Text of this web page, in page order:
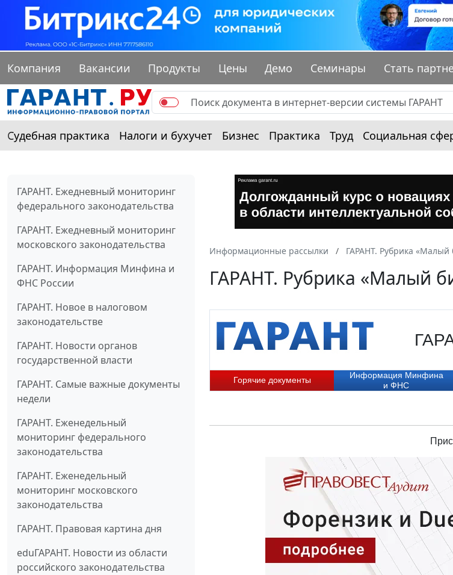
Компания Вакансии Продукты Цены Демо Семинары Стать
Судебная практика Налоги и бухучет Бизнес Практика Труд Социальная
ГАРАНТ. Ежедневный мониторинг
федерального законодательства
ГАРАНТ. Ежедневный мониторинг
московского законодательства
ГАРАНТ. Информация Минфина и
ФНС России
ГАРАНТ. Новое в налоговом
законодательстве
ГАРАНТ. Новости органов
государственной власти
ГАРАНТ. Самые важные документы
недели
ГАРАНТ. Еженедельный
мониторинг федерального
законодательства
ГАРАНТ. Еженедельный
мониторинг московского
законодательства
ГАРАНТ. Правовая картина дня
eduГАРАНТ. Новости из области
российского законодательства
Информационные рассылки ГАРАНТ. Рубрика «Малый
ГАРАНТ. Рубрика «Малый
Горячие документы
Информация Минфина
и ФНС